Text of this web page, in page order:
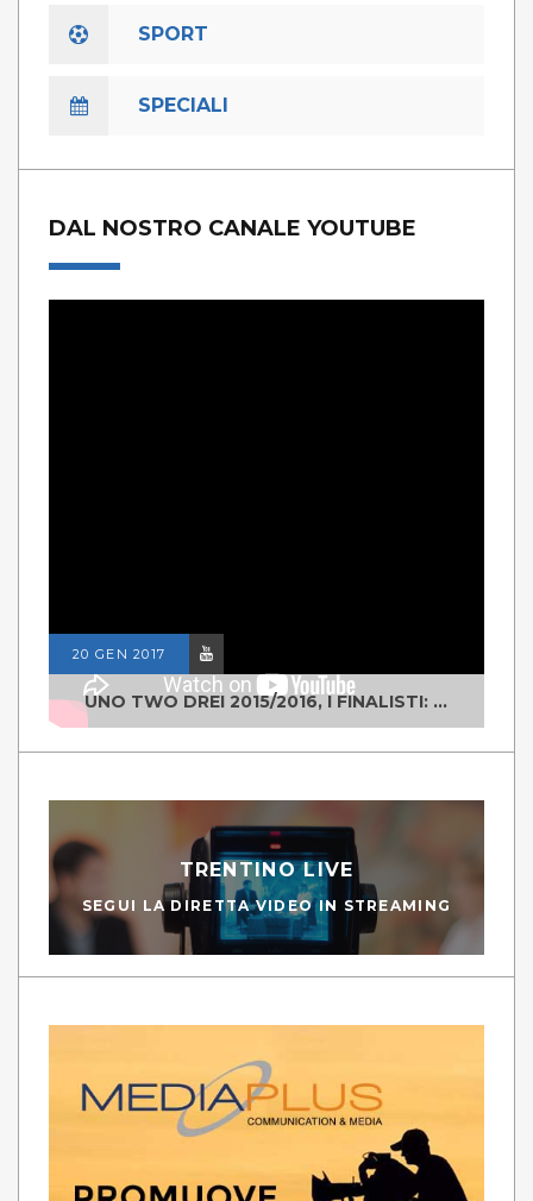
SPORT
SPECIALI
DAL NOSTRO CANALE YOUTUBE
20 GEN 2017
UNO TWO DREI 2015/2016, I FINALISTI: CLASSE IV ALS ISTITUTO "DEGASPERI" BORGO VALSUGANA
TRENTINO LIVE
SEGUI LA DIRETTA VIDEO IN STREAMING